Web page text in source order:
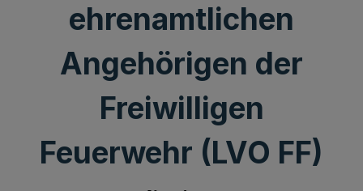
ehrenamtlichen
Angehörigen der
Freiwilligen
Feuerwehr (LVO FF)